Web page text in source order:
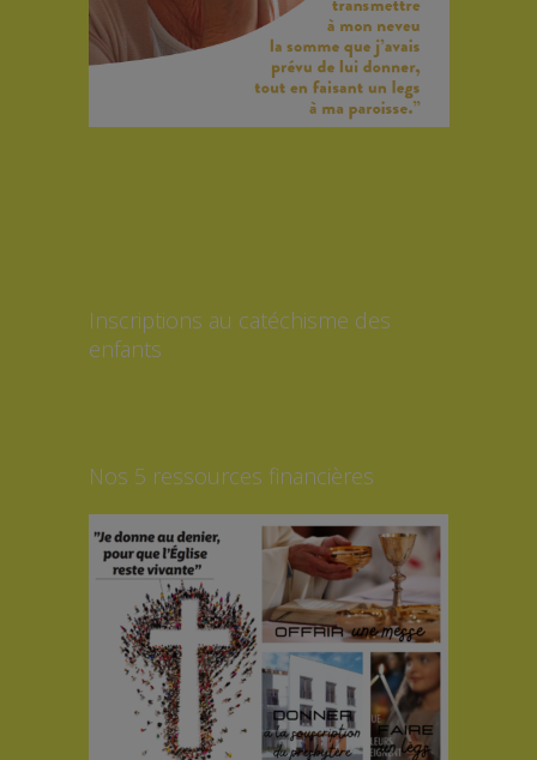
Inscriptions au catéchisme des
enfants
Nos 5 ressources financières